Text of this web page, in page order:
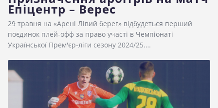
Епіцентр – Верес
29 травня на «Арені Лівий берег» відбудеться перший
поєдинок плей-офф за право участі в Чемпіонаті
Української Прем'єр-ліги сезону 2024/25.…